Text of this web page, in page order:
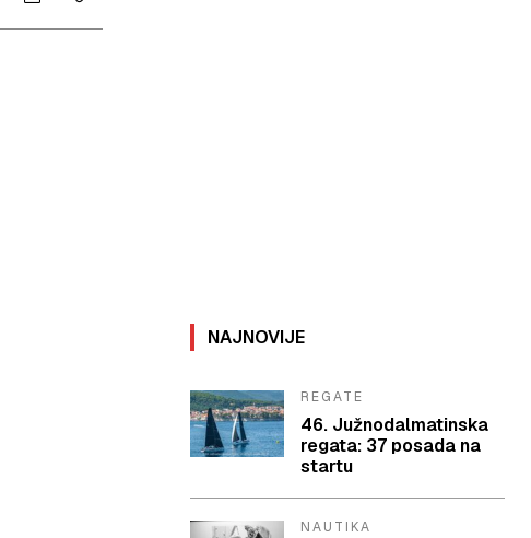
NAJNOVIJE
REGATE
46. Južnodalmatinska
regata: 37 posada na
startu
NAUTIKA